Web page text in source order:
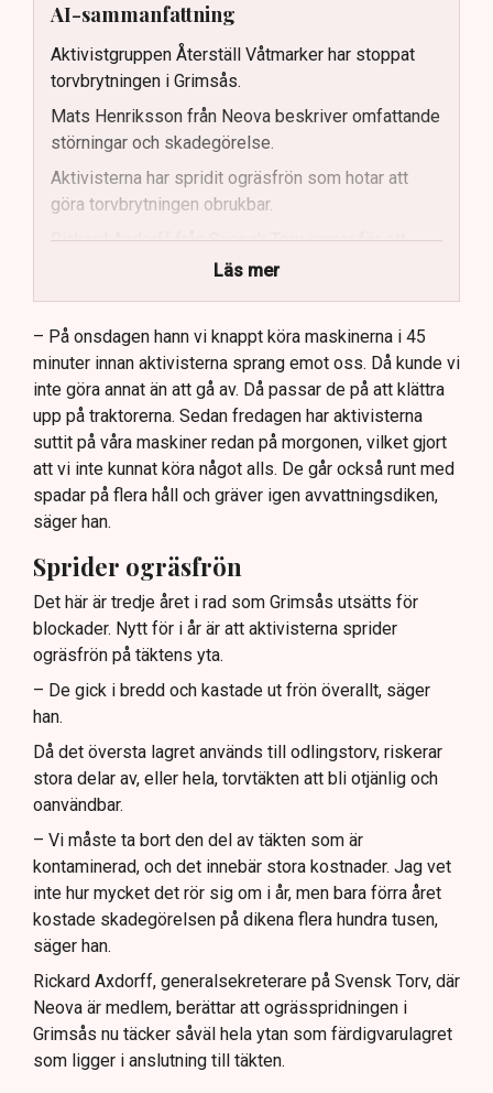
AI-sammanfattning
Aktivistgruppen Återställ Våtmarker har stoppat
torvbrytningen i Grimsås.
Mats Henriksson från Neova beskriver omfattande
störningar och skadegörelse.
Aktivisterna har spridit ogräsfrön som hotar att
göra torvbrytningen obrukbar.
Rickard Axdorff från Svensk Torv varnar för ett
stort ekonomiskt sabotage.
Dialogpolisen på plats står maktlös inför
aktivisternas handlingar.
Frågor kvarstår om finansiering av illegal aktivism.
Läs mer
– På onsdagen hann vi knappt köra maskinerna i 45
minuter innan aktivisterna sprang emot oss. Då kunde vi
inte göra annat än att gå av. Då passar de på att klättra
upp på traktorerna. Sedan fredagen har aktivisterna
suttit på våra maskiner redan på morgonen, vilket gjort
att vi inte kunnat köra något alls. De går också runt med
spadar på flera håll och gräver igen avvattningsdiken,
säger han.
Sprider ogräsfrön
Det här är tredje året i rad som Grimsås utsätts för
blockader. Nytt för i år är att aktivisterna sprider
ogräsfrön på täktens yta.
– De gick i bredd och kastade ut frön överallt, säger
han.
Då det översta lagret används till odlingstorv, riskerar
stora delar av, eller hela, torvtäkten att bli otjänlig och
oanvändbar.
– Vi måste ta bort den del av täkten som är
kontaminerad, och det innebär stora kostnader. Jag vet
inte hur mycket det rör sig om i år, men bara förra året
kostade skadegörelsen på dikena flera hundra tusen,
säger han.
Rickard Axdorff, generalsekreterare på Svensk Torv, där
Neova är medlem, berättar att ogrässpridningen i
Grimsås nu täcker såväl hela ytan som färdigvarulagret
som ligger i anslutning till täkten.